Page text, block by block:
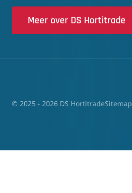
Meer over DS Hortitrade
© 2025 - 2026 DS HortitradeSitemap